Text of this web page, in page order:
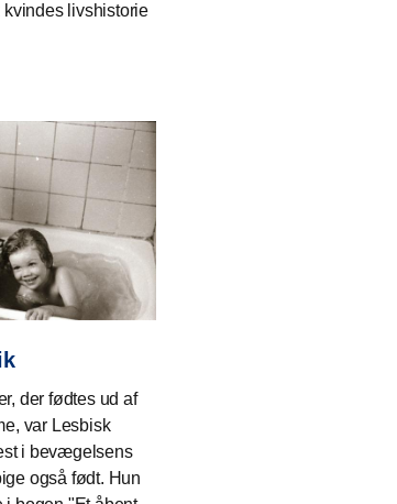
livshistorie
der fødtes ud af
var Lesbisk
i bevægelsens
også født. Hun